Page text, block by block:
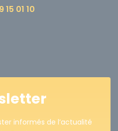
15 01 10
informés de l’actualité